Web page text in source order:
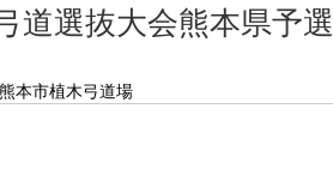
道選抜大会熊本県予選
本市植木弓道場